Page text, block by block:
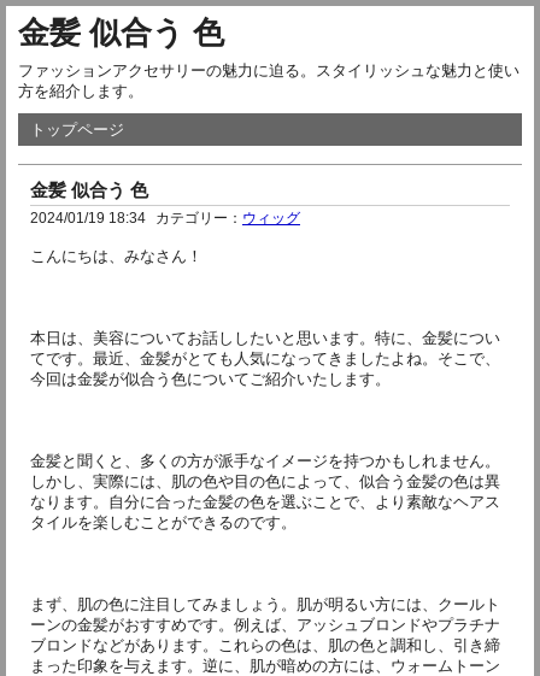
金髪 似合う 色
ファッションアクセサリーの魅力に迫る。スタイリッシュな魅力と使い
方を紹介します。
トップページ
金髪 似合う 色
2024/01/19 18:34 カテゴリー： ウィッグ
こんにちは、みなさん！
本日は、美容についてお話ししたいと思います。特に、金髪につい
てです。最近、金髪がとても人気になってきましたよね。そこで、
今回は金髪が似合う色についてご紹介いたします。
金髪と聞くと、多くの方が派手なイメージを持つかもしれません。
しかし、実際には、肌の色や目の色によって、似合う金髪の色は異
なります。自分に合った金髪の色を選ぶことで、より素敵なヘアス
タイルを楽しむことができるのです。
まず、肌の色に注目してみましょう。肌が明るい方には、クールト
ーンの金髪がおすすめです。例えば、アッシュブロンドやプラチナ
ブロンドなどがあります。これらの色は、肌の色と調和し、引き締
まった印象を与えます。逆に、肌が暗めの方には、ウォームトーン